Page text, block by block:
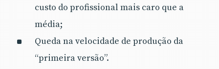
custo do profissional mais caro que a
média;
Queda na velocidade de produção da
“primeira versão”.